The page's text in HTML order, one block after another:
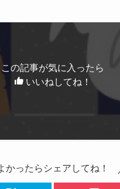
この記事が気に入ったら
いいねしてね！
かったらシェアしてね！